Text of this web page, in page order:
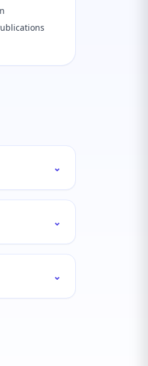
⌄
⌄
⌄